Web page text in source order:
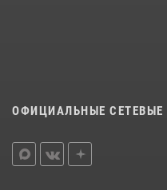
ОФИЦИАЛЬНЫЕ СЕТЕВЫЕ